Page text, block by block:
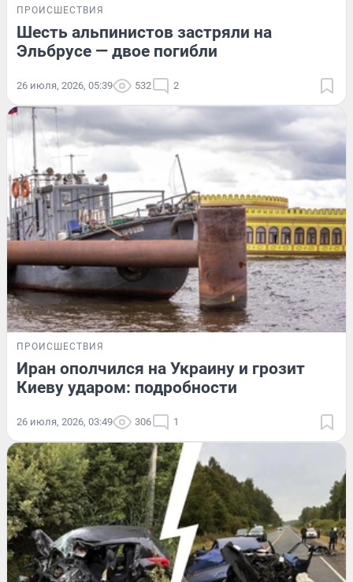
ПРОИСШЕСТВИЯ
Шесть альпинистов застряли на
Эльбрусе — двое погибли
26 июля, 2026, 05:39 532 2
ПРОИСШЕСТВИЯ
Иран ополчился на Украину и грозит
Киеву ударом: подробности
26 июля, 2026, 03:49 306 1